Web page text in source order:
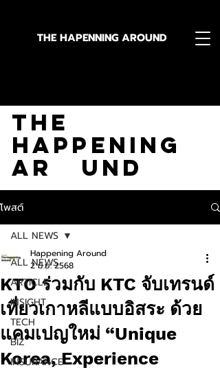
THE HAPENNING AROUND
The
Happening
Ar und
โพสต์
ALL NEWS
ARTICLE
INSIGHT
TECH
BIZ
INSURANCE
ALL NEWS
KTO ร่วมกับ KTC จับเทรนด์
เที่ยวเกาหลีแบบอิสระ ด้วย
แคมเปญใหม่ “Unique
Korea, Experience
Happening Around
2 มิ.ย. 2568